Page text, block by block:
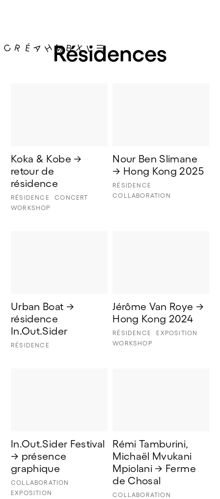
Résidences
Koka & Kobe →
retour de
résidence
RÉSIDENCE
CONCERT
WORKSHOP
Nour Ben Slimane
→ Hong Kong 2025
RÉSIDENCE
COLLABORATION
Urban Boat →
résidence
In.Out.Sider
RÉSIDENCE
Jérôme Van Roye →
Hong Kong 2024
RÉSIDENCE
EXPOSITION
WORKSHOP
In.Out.Sider Festival
→ présence
graphique
COLLABORATION
EXPOSITION
Rémi Tamburini,
Michaël Mvukani
Mpiolani → Ferme
de Chosal
COLLABORATION